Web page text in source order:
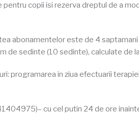
copii isi rezerva dreptul de a
abonamentelor este de 4
de sedinte (10 sedinte), calculate de
programarea in ziua efectuarii
cu cel putin 24 de ore